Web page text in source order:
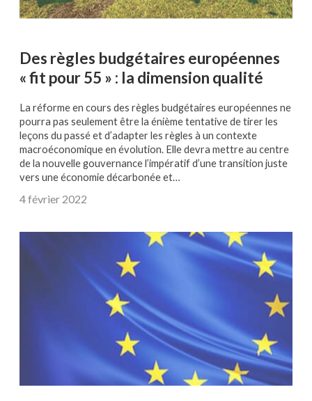
Des règles budgétaires européennes
« fit pour 55 » : la dimension qualité
La réforme en cours des règles budgétaires européennes ne
pourra pas seulement être la énième tentative de tirer les
leçons du passé et d’adapter les règles à un contexte
macroéconomique en évolution. Elle devra mettre au centre
de la nouvelle gouvernance l’impératif d’une transition juste
vers une économie décarbonée et…
4 février 2022